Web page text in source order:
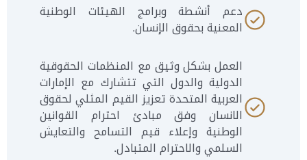
دعم أنشطة وبرامج الهيئات الوطنية
المعنية بحقوق الإنسان.
العمل بشكل وثيق مع المنظمات الحقوقية
الدولية والدول التي تتشارك مع الإمارات
العربية المتحدة تعزيز القيم المثلي لحقوق
الانسان وفق مبادئ احترام القوانين
الوطنية وإعلاء قيم التسامح والتعايش
السلمي والاحترام المتبادل.